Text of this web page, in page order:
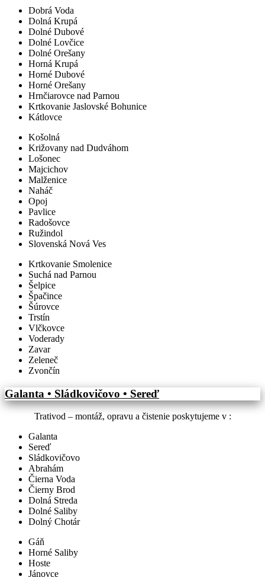
Dobrá Voda
Dolná Krupá
Dolné Dubové
Dolné Lovčice
Dolné Orešany
Horná Krupá
Horné Dubové
Horné Orešany
Hrnčiarovce nad Parnou
Krtkovanie Jaslovské Bohunice
Kátlovce
Košolná
Križovany nad Dudváhom
Lošonec
Majcichov
Malženice
Naháč
Opoj
Pavlice
Radošovce
Ružindol
Slovenská Nová Ves
Krtkovanie Smolenice
Suchá nad Parnou
Šelpice
Špačince
Šúrovce
Trstín
Vlčkovce
Voderady
Zavar
Zeleneč
Zvončín
Galanta • Sládkovičovo • Sereď
Trativod – montáž, opravu a čistenie poskytujeme v :
Galanta
Sereď
Sládkovičovo
Abrahám
Čierna Voda
Čierny Brod
Dolná Streda
Dolné Saliby
Dolný Chotár
Gáň
Horné Saliby
Hoste
Jánovce